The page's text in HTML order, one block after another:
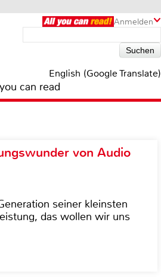
Anmelden
English (Google Translate)
can read
von Audio
seiner kleinsten
das wollen wir uns